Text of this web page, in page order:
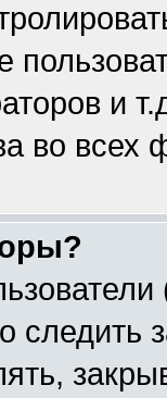
и
во всех
следить